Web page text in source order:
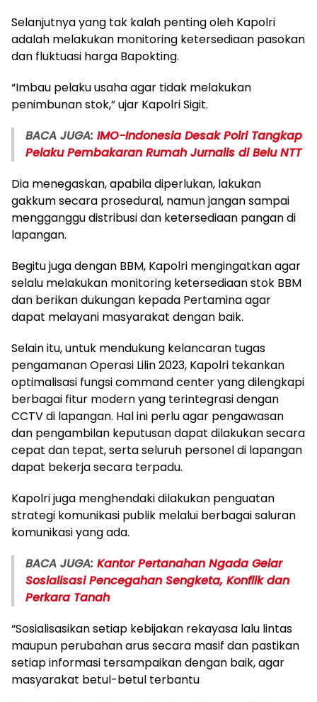
Selanjutnya yang tak kalah penting oleh Kapolri
adalah melakukan monitoring ketersediaan pasokan
dan fluktuasi harga Bapokting.
“Imbau pelaku usaha agar tidak melakukan
penimbunan stok,” ujar Kapolri Sigit.
BACA JUGA: IMO-Indonesia Desak Polri Tangkap
Pelaku Pembakaran Rumah Jurnalis di Belu NTT
Dia menegaskan, apabila diperlukan, lakukan
gakkum secara prosedural, namun jangan sampai
mengganggu distribusi dan ketersediaan pangan di
lapangan.
Begitu juga dengan BBM, Kapolri mengingatkan agar
selalu melakukan monitoring ketersediaan stok BBM
dan berikan dukungan kepada Pertamina agar
dapat melayani masyarakat dengan baik.
Selain itu, untuk mendukung kelancaran tugas
pengamanan Operasi Lilin 2023, Kapolri tekankan
optimalisasi fungsi command center yang dilengkapi
berbagai fitur modern yang terintegrasi dengan
CCTV di lapangan. Hal ini perlu agar pengawasan
dan pengambilan keputusan dapat dilakukan secara
cepat dan tepat, serta seluruh personel di lapangan
dapat bekerja secara terpadu.
Kapolri juga menghendaki dilakukan penguatan
strategi komunikasi publik melalui berbagai saluran
komunikasi yang ada.
BACA JUGA: Kantor Pertanahan Ngada Gelar
Sosialisasi Pencegahan Sengketa, Konflik dan
Perkara Tanah
“Sosialisasikan setiap kebijakan rekayasa lalu lintas
maupun perubahan arus secara masif dan pastikan
setiap informasi tersampaikan dengan baik, agar
masyarakat betul-betul terbantu